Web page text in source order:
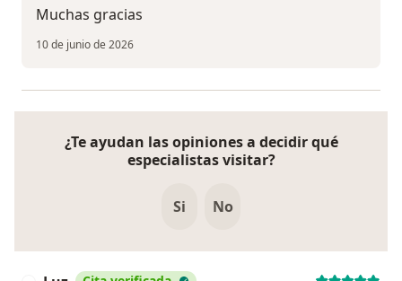
Muchas gracias
10 de junio de 2026
¿Te ayudan las opiniones a decidir qué
especialistas visitar?
Si No